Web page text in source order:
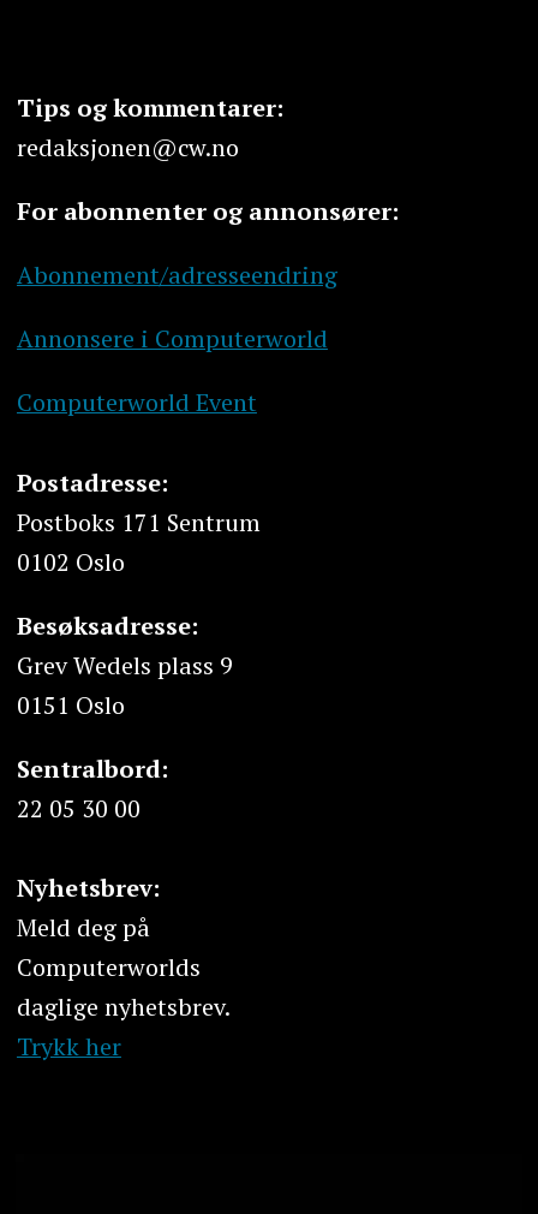
Tips og kommentarer:
redaksjonen@cw.no
For abonnenter og annonsører:
Abonnement/adresseendring
Annonsere i Computerworld
Computerworld Event
Postadresse:
Postboks 171 Sentrum
0102 Oslo
Besøksadresse:
Grev Wedels plass 9
0151 Oslo
Sentralbord:
22 05 30 00
Nyhetsbrev:
Meld deg på
Computerworlds
daglige nyhetsbrev.
Trykk her